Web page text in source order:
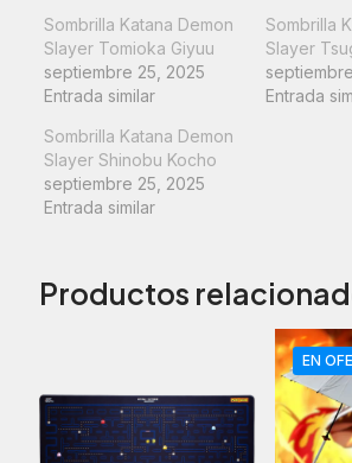
Sombrilla Katana Demon
Slayer Tomioka Giyuu
septiembre 25, 2025
Entrada similar
Sombrilla
Slayer
Entrada
Sombrilla Katana Demon
Slayer Shinobu Kocho
septiembre 25, 2025
Entrada similar
Productos
EN